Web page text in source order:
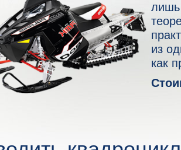
лишь
из
как